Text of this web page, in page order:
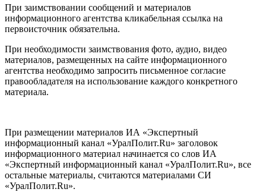
При заимствовании сообщений и материалов
информационного агентства кликабельная ссылка на
первоисточник обязательна.
При необходимости заимствования фото, аудио, видео
материалов, размещенных на сайте информационного
агентства необходимо запросить письменное согласие
правообладателя на использование каждого конкретного
материала.
При размещении материалов ИА «Экспертный
информационный канал «УралПолит.Ru» заголовок
информационного материал начинается со слов ИА
«Экспертный информационный канал «УралПолит.Ru», все
остальные материалы, считаются материалами СИ
«УралПолит.Ru».